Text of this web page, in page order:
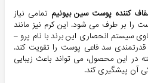
کننده پوست سین بیونیم تمامی نیاز
را بر طرف می شود. این کرم نیز مانند
سیستم انحصاری این برند با نام پرو –
سد فاعی پوست را تقویت کند.
در این محصول، می تواند باعث زیبایی
آن پیشگیری کند.